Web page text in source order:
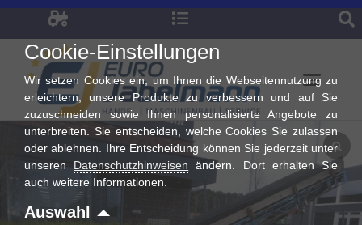
Zum
springenCookie-Einstellungen
Wir setzen Cookies ein, um Ihnen die Webseitennutzung zu
erleichtern, unsere Produkte zu verbessern und auf Sie
zuzuschneiden sowie Ihnen personalisierte Angebote zu
unterbreiten. Sie entscheiden, welche Cookies Sie zulassen
oder ablehnen. Ihre Entscheidung können Sie jederzeit unter
unseren Datenschutzhinweisen ändern. Dort erhalten Sie
auch weitere Informationen.
Auswahl